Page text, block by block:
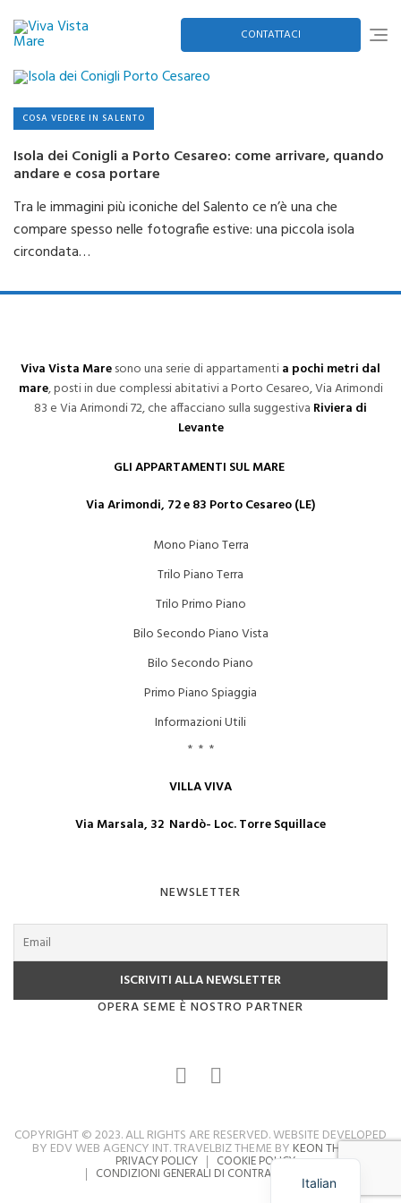
content CONTATTACI
COSA VEDERE IN SALENTO
Isola dei Conigli a Porto Cesareo: come arrivare, quando
andare e cosa portare
Tra le immagini più iconiche del Salento ce n’è una che
compare spesso nelle fotografie estive: una piccola isola
circondata…
Viva Vista Maresono una serie di appartamentia pochi metri dal
mare, posti in due complessi abitativi a Porto Cesareo, Via Arimondi
83 e Via Arimondi 72, che affacciano sulla suggestiva Riviera di
Levante
GLI APPARTAMENTI SUL MARE
Via Arimondi, 72 e 83 Porto Cesareo (LE)
Mono Piano Terra
Trilo Piano Terra
Trilo Primo Piano
Bilo Secondo Piano Vista
Bilo Secondo Piano
Primo Piano Spiaggia
Informazioni Utili
* * *
VILLA VIVA
Via Marsala, 32 Nardò- Loc. Torre Squillace
NEWSLETTER
OPERA SEME È NOSTRO PARTNER
COPYRIGHT © 2023. ALL RIGHTS ARE RESERVED. WEBSITE DEVELOPED
BY EDV WEB AGENCY INT. TRAVELBIZ THEME BYKEON THEMES
PRIVACY POLICY COOKIE POLICY
CONDIZIONI GENERALI DI CONTRATTO FAQ
Italian